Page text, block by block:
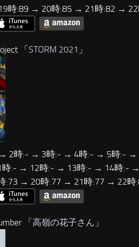
時:89 → 20時:85 → 21時:82 →
「 STORM 2021 」
2時:- → 3時:- → 4時:- → 5時:-
:- → 12時:- → 13時:- → 14時:-
:73 → 20時:77 → 21時:77 → 22時
「 高嶺の花子さん 」